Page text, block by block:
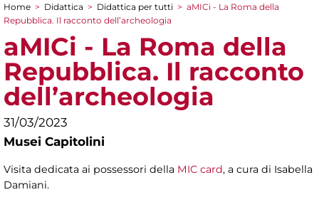
Tu sei qui
Home > Didattica > Didattica per tutti > aMICi - La Roma della
Repubblica. Il racconto dell’archeologia
aMICi - La Roma della
Repubblica. Il racconto
dell’archeologia
31/03/2023
Musei Capitolini
Visita dedicata ai possessori della MIC card, a cura di Isabella
Damiani.